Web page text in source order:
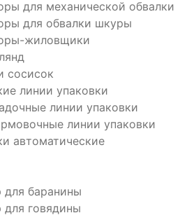
для механической обвалки
для обвалки шкуры
жиловщики
сосисок
линии упаковки
линии упаковки
линии упаковки
автоматические
баранины
говядины